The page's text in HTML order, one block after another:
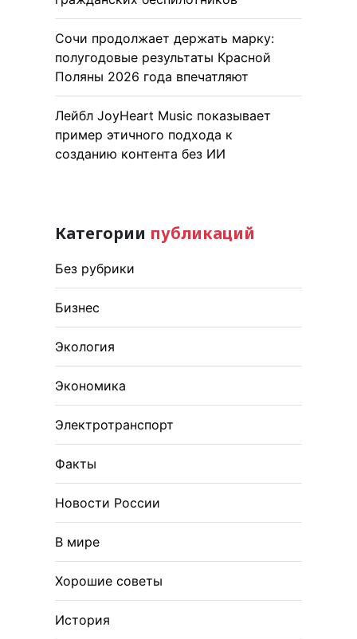
Сочи продолжает держать марку:
полугодовые результаты Красной
Поляны 2026 года впечатляют
Лейбл JoyHeart Music показывает
пример этичного подхода к
созданию контента без ИИ
Категории публикаций
Без рубрики
Бизнес
Экология
Экономика
Электротранспорт
Факты
Новости России
В мире
Хорошие советы
История